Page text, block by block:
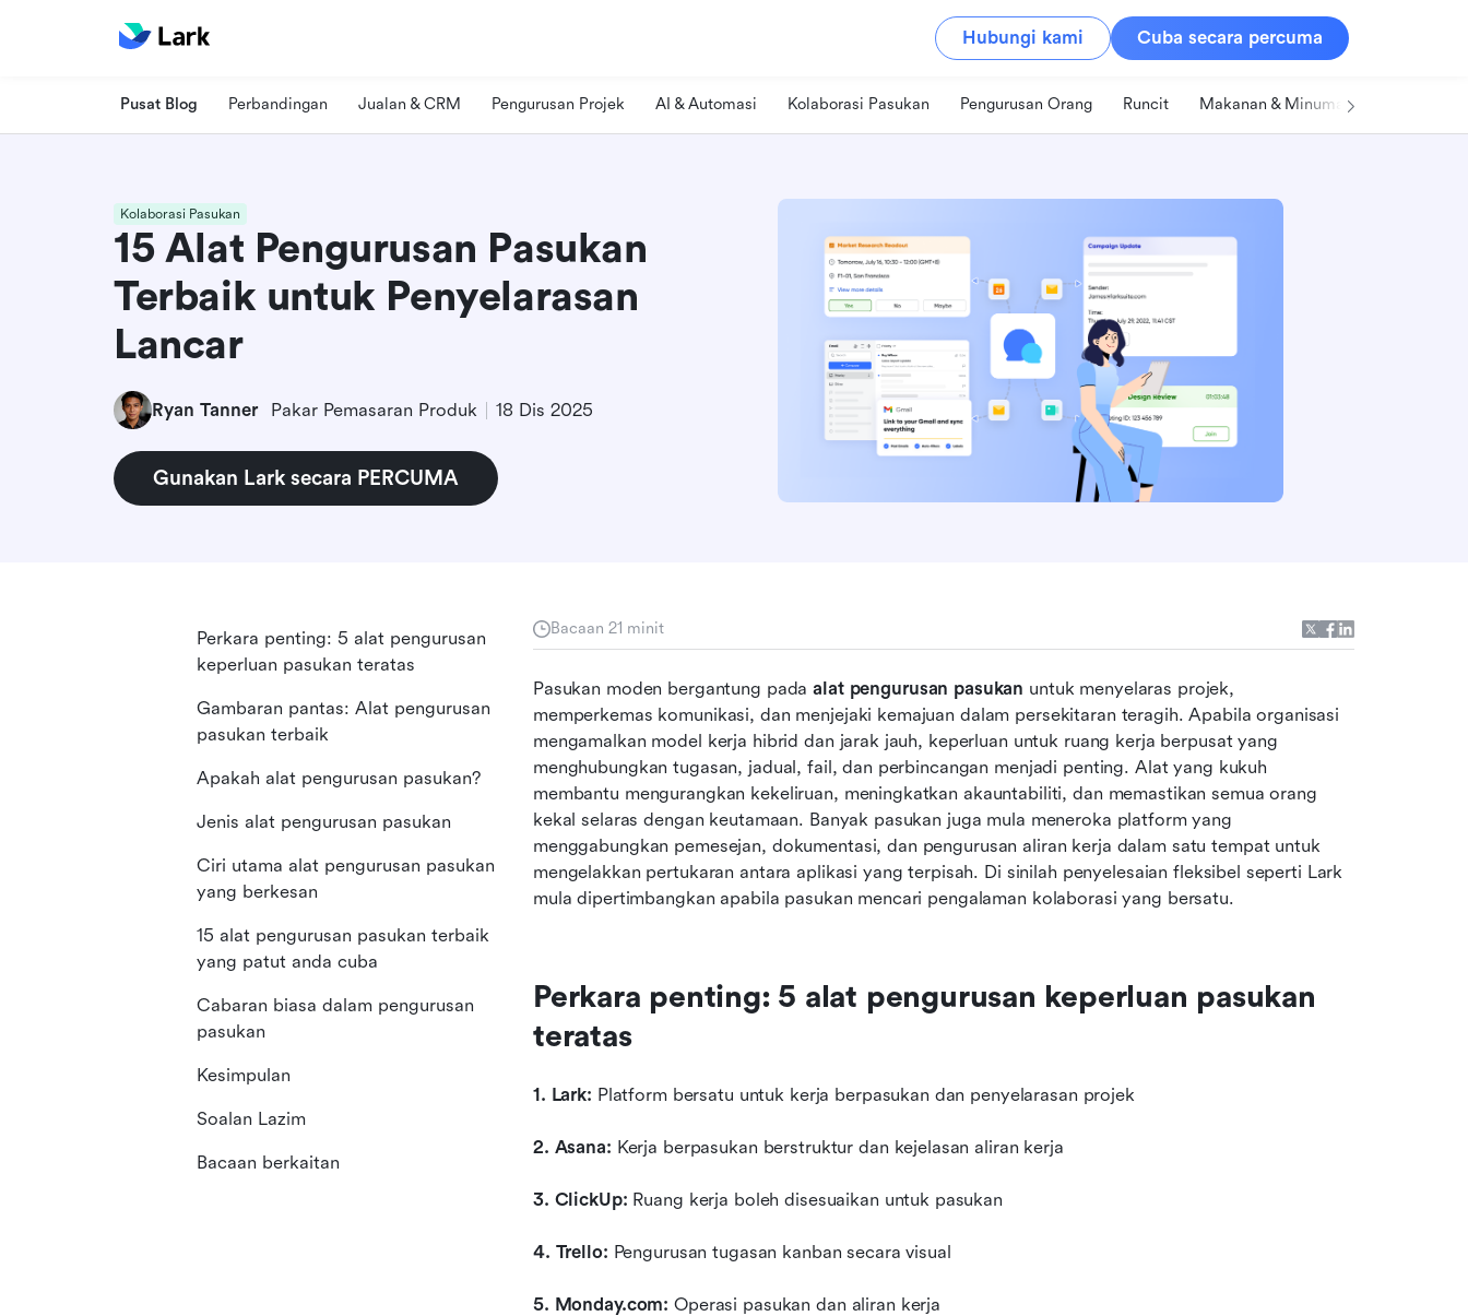
Hubungi kami Cuba secara percuma
Pusat Blog Perbandingan Jualan & CRM Pengurusan Projek AI & Automasi Kolaborasi Pasukan Pengurusan Orang Runcit Makanan & Minuman
Kolaborasi Pasukan
15 Alat Pengurusan Pasukan
Terbaik untuk Penyelarasan
Lancar
Ryan Tanner Pakar Pemasaran Produk 18 Dis 2025
Gunakan Lark secara PERCUMA
Bacaan 21 minit
Pasukan moden bergantung pada alat pengurusan pasukan untuk menyelaras projek,
memperkemas komunikasi, dan menjejaki kemajuan dalam persekitaran teragih. Apabila organisasi
mengamalkan model kerja hibrid dan jarak jauh, keperluan untuk ruang kerja berpusat yang
menghubungkan tugasan, jadual, fail, dan perbincangan menjadi penting. Alat yang kukuh
membantu mengurangkan kekeliruan, meningkatkan akauntabiliti, dan memastikan semua orang
kekal selaras dengan keutamaan. Banyak pasukan juga mula meneroka platform yang
menggabungkan pemesejan, dokumentasi, dan pengurusan aliran kerja dalam satu tempat untuk
mengelakkan pertukaran antara aplikasi yang terpisah. Di sinilah penyelesaian fleksibel seperti Lark
mula dipertimbangkan apabila pasukan mencari pengalaman kolaborasi yang bersatu.
Perkara penting: 5 alat pengurusan keperluan pasukan
teratas
1. Lark: Platform bersatu untuk kerja berpasukan dan penyelarasan projek
2. Asana: Kerja berpasukan berstruktur dan kejelasan aliran kerja
3. ClickUp: Ruang kerja boleh disesuaikan untuk pasukan
4. Trello: Pengurusan tugasan kanban secara visual
5. Monday.com: Operasi pasukan dan aliran kerja
Perkara penting: 5 alat pengurusan
keperluan pasukan teratas
Gambaran pantas: Alat pengurusan
pasukan terbaik
Apakah alat pengurusan pasukan?
Jenis alat pengurusan pasukan
Ciri utama alat pengurusan pasukan
yang berkesan
15 alat pengurusan pasukan terbaik
yang patut anda cuba
Cabaran biasa dalam pengurusan
pasukan
Kesimpulan
Soalan Lazim
Bacaan berkaitan